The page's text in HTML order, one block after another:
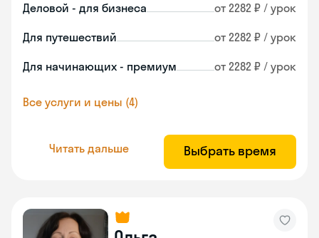
Деловой - для бизнеса от 2282 ₽ / урок
Для путешествий от 2282 ₽ / урок
Для начинающих - премиум от 2282 ₽ / урок
Все услуги и цены (4)
Читать дальше Выбрать время